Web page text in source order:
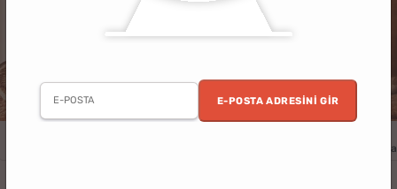
E-POSTA ADRESINI GIR